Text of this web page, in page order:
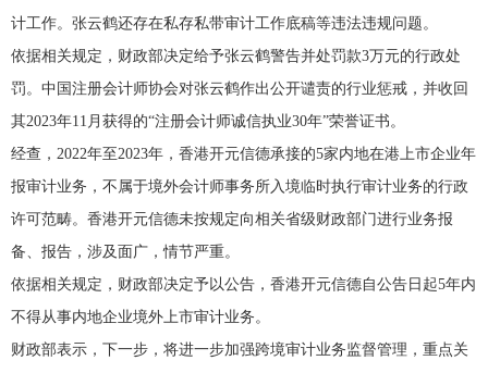
计工作。张云鹤还存在私存私带审计工作底稿等违法违规问题。
依据相关规定，财政部决定给予张云鹤警告并处罚款3万元的行政处
罚。中国注册会计师协会对张云鹤作出公开谴责的行业惩戒，并收回
其2023年11月获得的“注册会计师诚信执业30年”荣誉证书。
经查，2022年至2023年，香港开元信德承接的5家内地在港上市企业年
报审计业务，不属于境外会计师事务所入境临时执行审计业务的行政
许可范畴。香港开元信德未按规定向相关省级财政部门进行业务报
备、报告，涉及面广，情节严重。
依据相关规定，财政部决定予以公告，香港开元信德自公告日起5年内
不得从事内地企业境外上市审计业务。
财政部表示，下一步，将进一步加强跨境审计业务监督管理，重点关